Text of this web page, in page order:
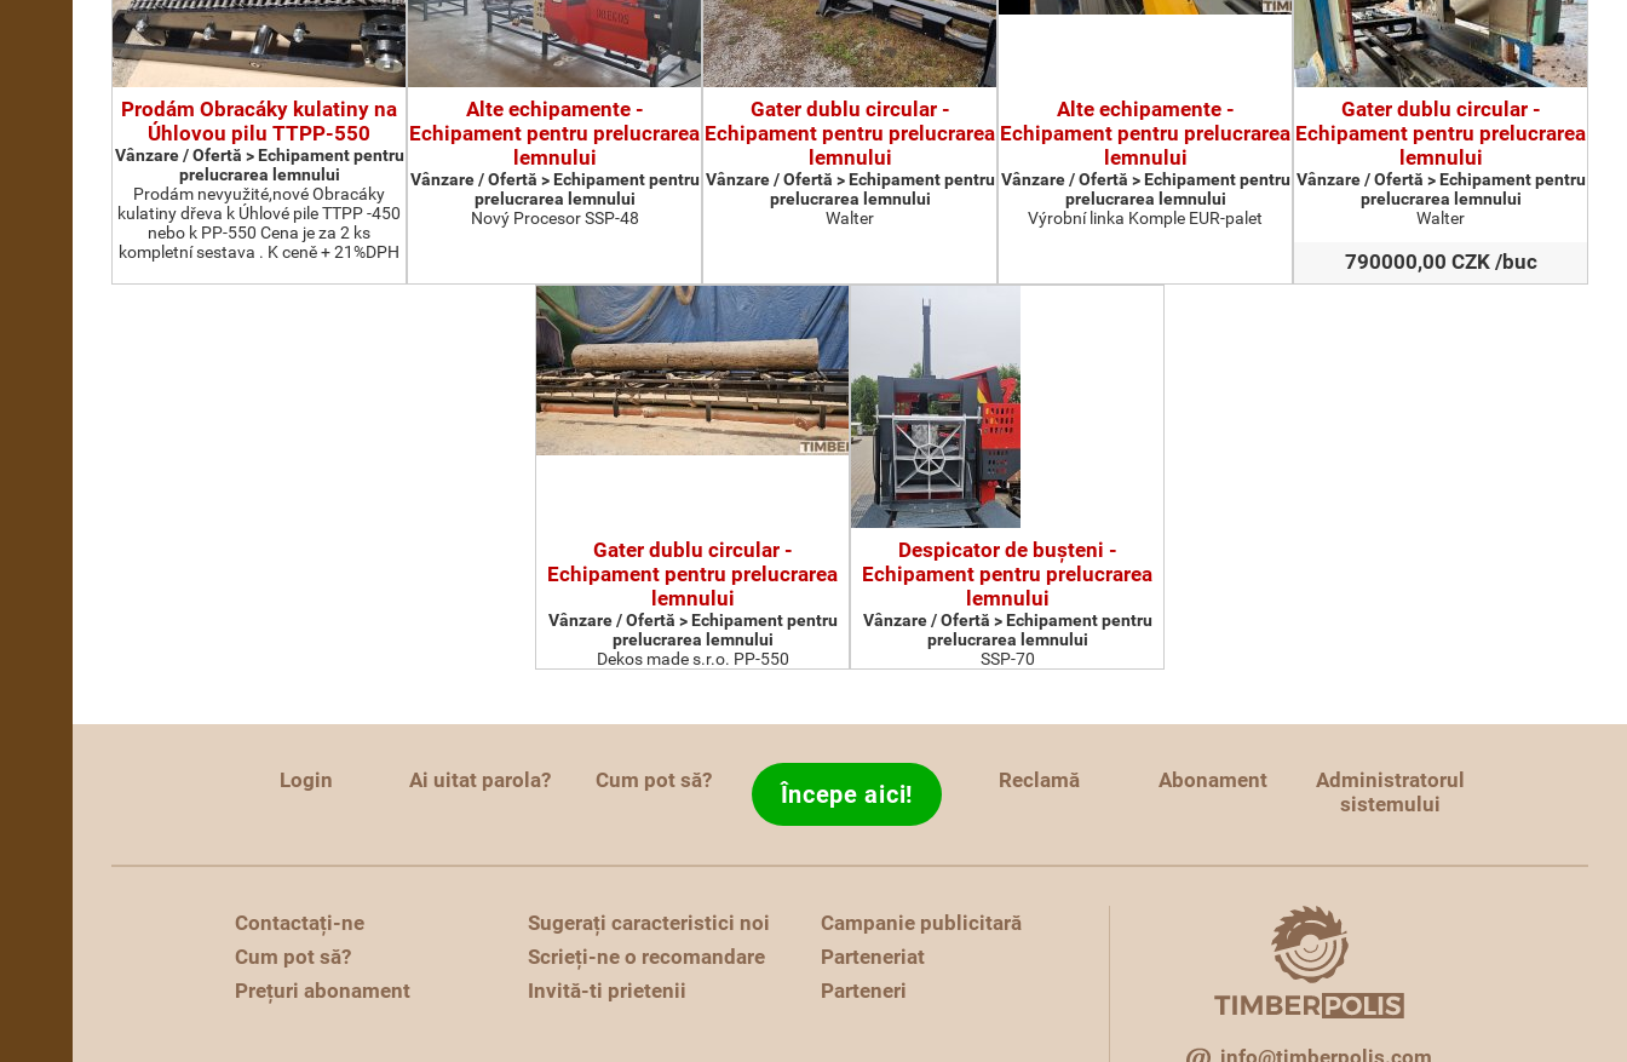
Prodám Obracáky kulatiny na
Úhlovou pilu TTPP-550
Vânzare / Ofertă > Echipament pentru
prelucrarea lemnului
Prodám nevyužité,nové Obracáky
kulatiny dřeva k Úhlové pile TTPP -450
nebo k PP-550 Cena je za 2 ks
kompletní sestava . K ceně + 21%DPH
Alte echipamente -
Echipament pentru prelucrarea
lemnului
Vânzare / Ofertă > Echipament pentru
prelucrarea lemnului
Nový Procesor SSP-48
Gater dublu circular -
Echipament pentru prelucrarea
lemnului
Vânzare / Ofertă > Echipament pentru
prelucrarea lemnului
Walter
Alte echipamente -
Echipament pentru prelucrarea
lemnului
Vânzare / Ofertă > Echipament pentru
prelucrarea lemnului
Výrobní linka Komple EUR-palet
Gater dublu circular -
Echipament pentru prelucrarea
lemnului
Vânzare / Ofertă > Echipament pentru
prelucrarea lemnului
Walter
790000,00 CZK /buc
Gater dublu circular -
Echipament pentru prelucrarea
lemnului
Vânzare / Ofertă > Echipament pentru
prelucrarea lemnului
Dekos made s.r.o. PP-550
Despicator de buşteni -
Echipament pentru prelucrarea
lemnului
Vânzare / Ofertă > Echipament pentru
prelucrarea lemnului
SSP-70
Login Ai uitat parola? Cum pot să? Începe aici! Reclamă Abonament
Administratorul
sistemului
Contactați-ne
Cum pot să?
Prețuri abonament
Sugerați caracteristici noi
Scrieți-ne o recomandare
Invită-ti prietenii
Campanie publicitară
Parteneriat
Parteneri
info@timberpolis.com